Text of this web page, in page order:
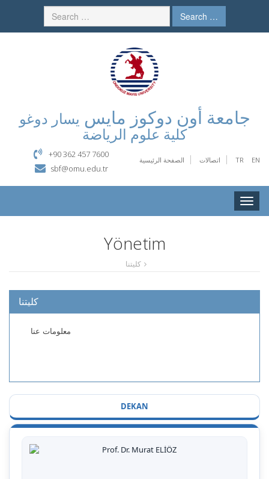
Search …
جامعة أون دوكوز مايس يسار دوغو
كلية علوم الرياضة
الصفحة الرئيسية اتصالات TR EN
+90 362 457 7600
sbf@omu.edu.tr
Toggle
Yönetim
كليتنا
كليتنا
معلومات عنا
DEKAN